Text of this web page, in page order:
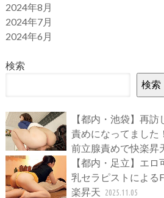
2024年8月
2024年7月
2024年6月
検索
検索
【都内・池袋】再
責めになってました
前立腺責めで快楽昇
【都内・足立】エ
乳セラピストによる
楽昇天 2025.11.05